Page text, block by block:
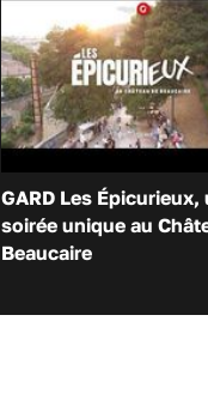
GARD Les Épicurieux,
soirée unique au
Beaucaire